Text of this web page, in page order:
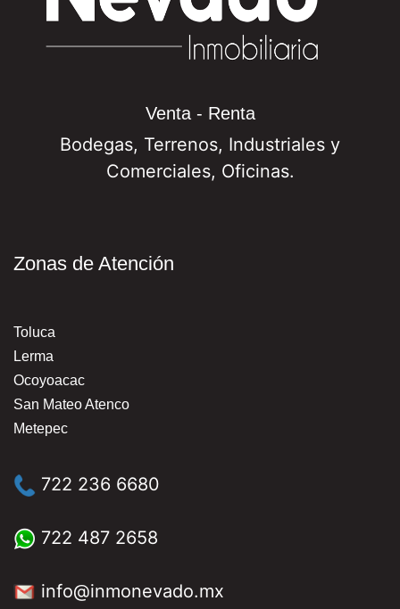
Venta - Renta
Bodegas, Terrenos, Industriales y
Comerciales, Oficinas.
Zonas de Atención
Toluca
Lerma
Ocoyoacac
San Mateo Atenco
Metepec
722 236 6680
722 487 2658
info@inmonevado.mx